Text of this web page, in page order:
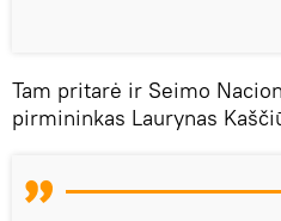
Tam pritarė ir Seimo
pirmininkas Laurynas